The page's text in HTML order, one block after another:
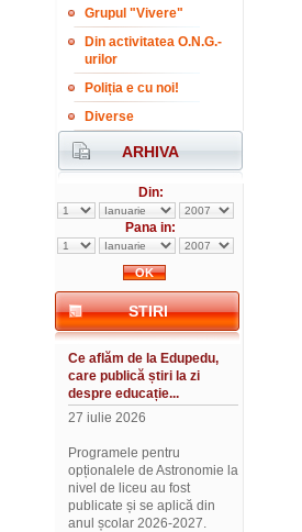
Grupul "Vivere"
Din activitatea O.N.G.-
urilor
Poliția e cu noi!
Diverse
ARHIVA
Din:
Pana in:
STIRI
Ce aflăm de la Edupedu,
care publică știri la zi
despre educație...
27 iulie 2026
Programele pentru
opționalele de Astronomie la
nivel de liceu au fost
publicate și se aplică din
anul școlar 2026-2027.